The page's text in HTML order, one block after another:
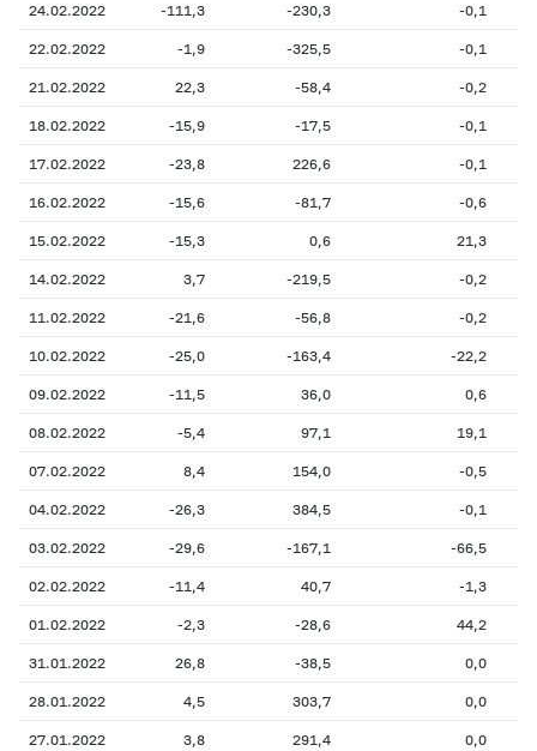
24.02.2022 -111,3 -230,3 -0,1
22.02.2022 -1,9 -325,5 -0,1
21.02.2022 22,3 -58,4 -0,2
18.02.2022 -15,9 -17,5 -0,1
17.02.2022 -23,8 226,6 -0,1
16.02.2022 -15,6 -81,7 -0,6
15.02.2022 -15,3 0,6 21,3
14.02.2022 3,7 -219,5 -0,2
11.02.2022 -21,6 -56,8 -0,2
10.02.2022 -25,0 -163,4 -22,2
09.02.2022 -11,5 36,0 0,6
08.02.2022 -5,4 97,1 19,1
07.02.2022 8,4 154,0 -0,5
04.02.2022 -26,3 384,5 -0,1
03.02.2022 -29,6 -167,1 -66,5
02.02.2022 -11,4 40,7 -1,3
01.02.2022 -2,3 -28,6 44,2
31.01.2022 26,8 -38,5 0,0
28.01.2022 4,5 303,7 0,0
27.01.2022 3,8 291,4 0,0